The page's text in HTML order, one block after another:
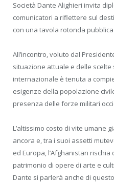
Società Dante Alighieri invita
comunicatori a riflettere sul
con una tavola rotonda
All’incontro, voluto dal
situazione attuale e delle scelte
internazionale è tenuta a
esigenze della popolazione
presenza delle forze militari
L’altissimo costo di vite umane
ancora e, tra i suoi assetti
ed Europa, l’Afghanistan
patrimonio di opere di arte e
Dante si parlerà anche di